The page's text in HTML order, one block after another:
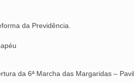
da Previdência.
da 6ª Marcha das Margaridas –